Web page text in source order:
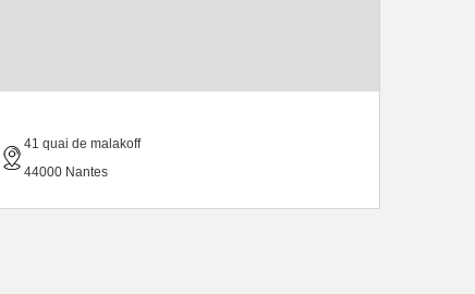
41 quai de malakoff
44000 Nantes